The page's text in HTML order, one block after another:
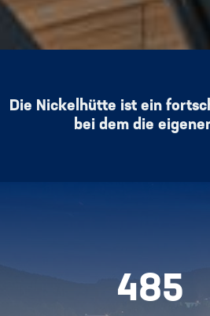
Die Nickelhütte ist ein
bei dem die
485